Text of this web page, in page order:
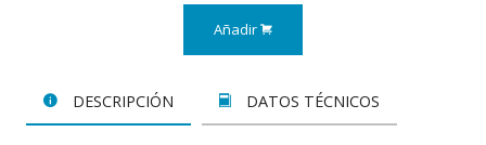
Añadir
DESCRIPCIÓN DATOS TÉCNICOS